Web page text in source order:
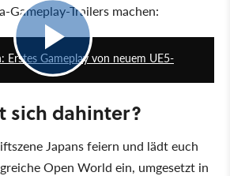
Trailers machen:
Erstes Gameplay von neuem UE5-
sich dahinter?
Japans feiern und lädt euch
Open World ein, umgesetzt in